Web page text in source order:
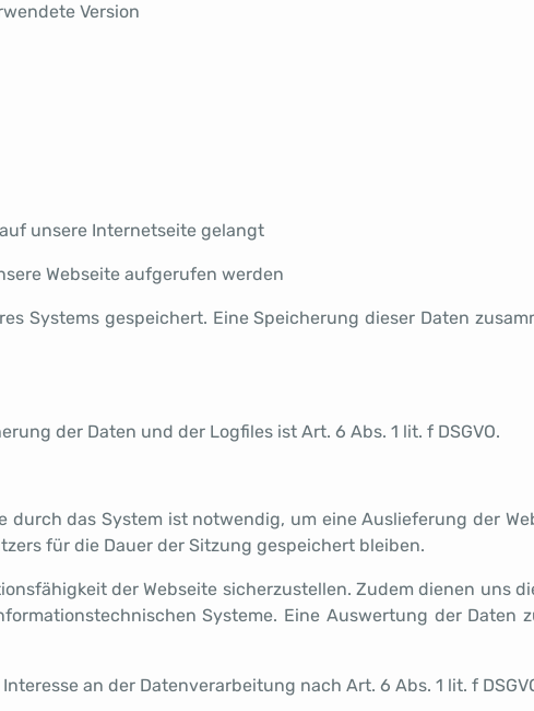
Version
unsere Internetseite gelangt
Webseite aufgerufen werden
Systems gespeichert. Eine Speicherung dieser Daten
der Daten und der Logfiles ist Art. 6 Abs. 1 lit. f DSGVO.
das System ist notwendig, um eine Auslieferung der
für die Dauer der Sitzung gespeichert bleiben.
der Webseite sicherzustellen. Zudem dienen uns
Systeme. Eine Auswertung der Daten
an der Datenverarbeitung nach Art. 6 Abs. 1 lit. f